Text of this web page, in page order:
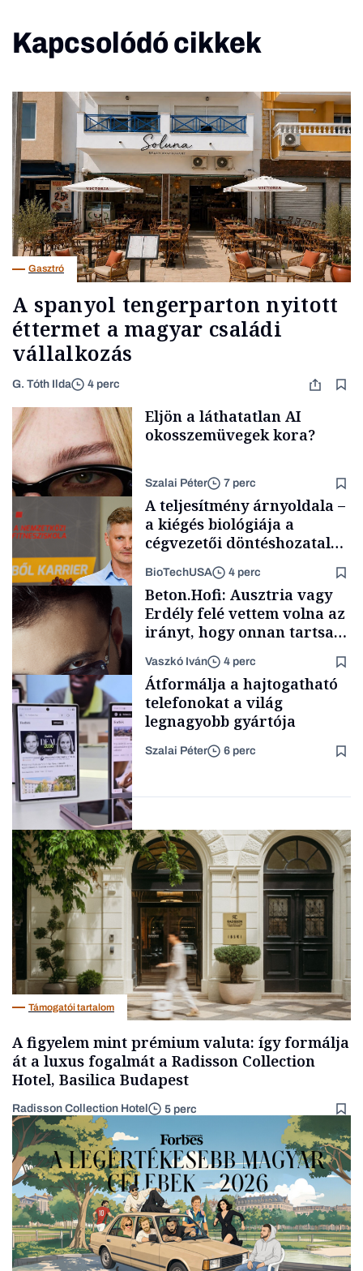
Kapcsolódó cikkek
Gasztró
A spanyol tengerparton nyitott
éttermet a magyar családi
vállalkozás
G. Tóth Ilda 4 perc
AI
Eljön a láthatatlan AI
okosszemüvegek kora?
Szalai Péter 7 perc
Content Lab HUB
A teljesítmény árnyoldala –
a kiégés biológiája a
cégvezetői döntéshozatal
BioTechUSA 4 perc
Forbes-sztori
Beton.Hofi: Ausztria vagy
Erdély felé vettem volna az
irányt, hogy onnan tartsam
lélegeztetőgépen a magyar
zenét
Vaszkó Iván 4 perc
Big tech
Átformálja a hajtogatható
telefonokat a világ
legnagyobb gyártója
Szalai Péter 6 perc
Támogatói tartalom
A figyelem mint prémium valuta: így formálja
át a luxus fogalmát a Radisson Collection
Hotel, Basilica Budapest
Radisson Collection Hotel 5 perc